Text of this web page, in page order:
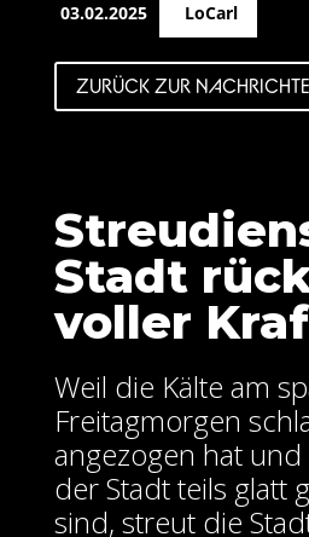
03.02.2025 LoCarl
ZURÜCK ZUR
Stadt
voller
Weil die Kälte am
Freitagmorgen
angezogen hat
der Stadt teils glatt
sind, streut die